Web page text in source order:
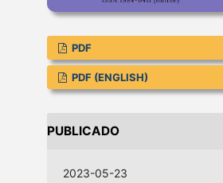
PDF
PDF (ENGLISH)
PUBLICADO
2023-05-23